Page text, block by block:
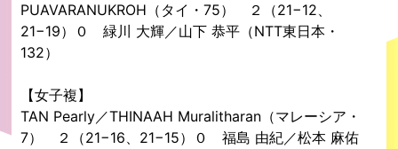
PUAVARANUKROH（タイ・75） ２（21−12、
21−19）０ 緑川 ⼤輝／⼭下 恭平（NTT東⽇本・
132）
【女子複】
TAN Pearly／THINAAH Muralitharan（マレーシア・
7） ２（21−16、21−15）０ 福島 由紀／松本 麻佑